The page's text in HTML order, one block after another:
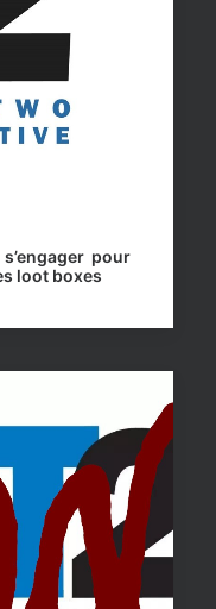
pour
loot boxes